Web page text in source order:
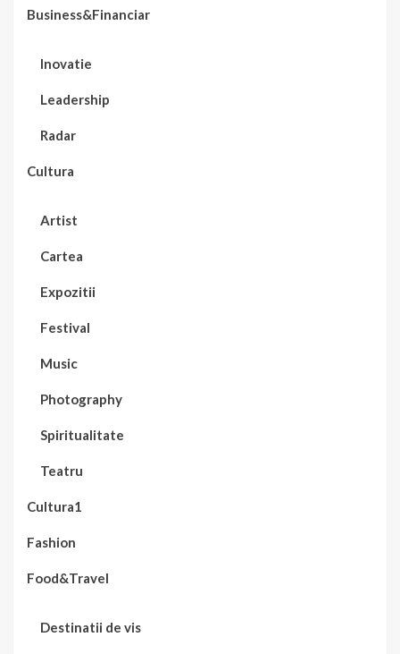
Business&Financiar
Inovatie
Leadership
Radar
Cultura
Artist
Cartea
Expozitii
Festival
Music
Photography
Spiritualitate
Teatru
Cultura1
Fashion
Food&Travel
Destinatii de vis